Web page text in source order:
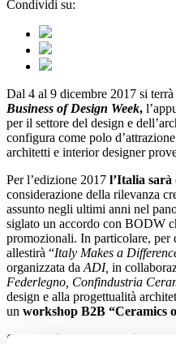
Condividi su:
Dal 4 al 9 dicembre 2017 si terrà
Business of Design Week,
per il settore del design e
configura come polo
architetti e interior designer
Per l’edizione 2017 l’Italia sarà
considerazione della rilevanza
assunto negli ultimi anni nel
siglato un accordo con BODW
promozionali. In particolare, per
allestirà “Italy Makes a
organizzata da ADI, in
Federlegno, Confindustria
design e alla progettualità
un workshop B2B “Ceramics
Qui il
7 dicembre prossimo